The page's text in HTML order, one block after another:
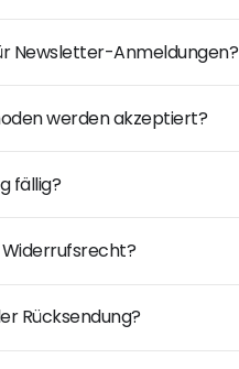
Newsletter-Anmeldungen?
werden akzeptiert?
fällig?
Rücksendung?